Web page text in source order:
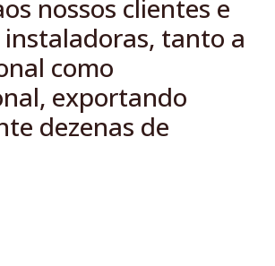
nossos clientes e
instaladoras, tanto a
como
exportando
dezenas de